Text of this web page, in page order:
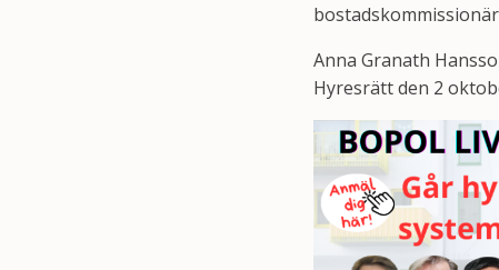
Anna Granath
Hyresrätt den 2